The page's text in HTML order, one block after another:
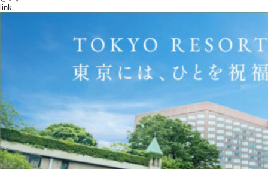
link